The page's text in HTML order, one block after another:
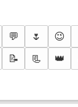
💬 🌷 😉
📝 📃 👑